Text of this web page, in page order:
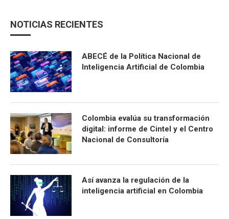
NOTICIAS RECIENTES
ABECÉ de la Política Nacional de
Inteligencia Artificial de Colombia
Colombia evalúa su transformación
digital: informe de Cintel y el Centro
Nacional de Consultoría
Así avanza la regulación de la
inteligencia artificial en Colombia